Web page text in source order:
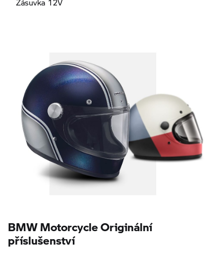
BMW Motorcycle Originální
příslušenství